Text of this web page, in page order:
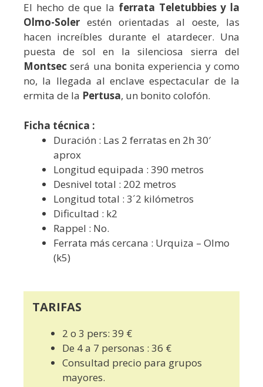
El hecho de que la ferrata Teletubbies y la
Olmo-Soler estén orientadas al oeste, las
hacen increíbles durante el atardecer. Una
puesta de sol en la silenciosa sierra del
Montsecserá una bonita experiencia y como
no, la llegada al enclave espectacular de la
ermita de la Pertusa, un bonito colofón.
Ficha técnica :
Duración : Las 2 ferratas en 2h 30′
aprox
Longitud equipada : 390 metros
Desnivel total : 202 metros
Longitud total : 3´2 kilómetros
Dificultad : k2
Rappel : No.
Ferrata más cercana : Urquiza – Olmo
(k5)
TARIFAS
2 o 3 pers: 39 €
De 4 a 7 personas : 36 €
Consultad precio para grupos
mayores.